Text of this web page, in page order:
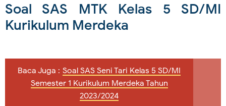
Soal SAS MTK Kelas 5 SD/MI
Kurikulum Merdeka
Baca Juga : Soal SAS Seni Tari Kelas 5 SD/MI
Semester 1 Kurikulum Merdeka Tahun
2023/2024